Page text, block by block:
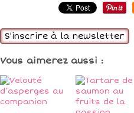
S'inscrire à la newsletter
Vous aimerez aussi :